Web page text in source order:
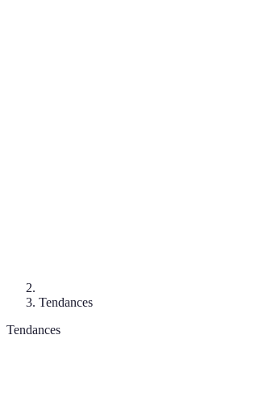
Tendances
Tendances